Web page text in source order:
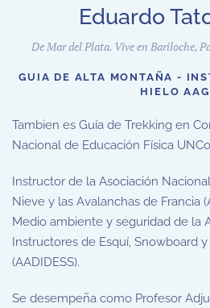
Eduardo
De Mar del Plata. Vive en Bariloche,
GUIA DE ALTA MONTAÑA -
HIELO
Tambien es Guía de Trekking en
Nacional de Educación Física
Instructor de la Asociación
Nieve y las Avalanchas de Francia (
Medio ambiente y seguridad de la
Instructores de Esquí, Snowboard
(AADIDESS).
Se desempeña como Profesor